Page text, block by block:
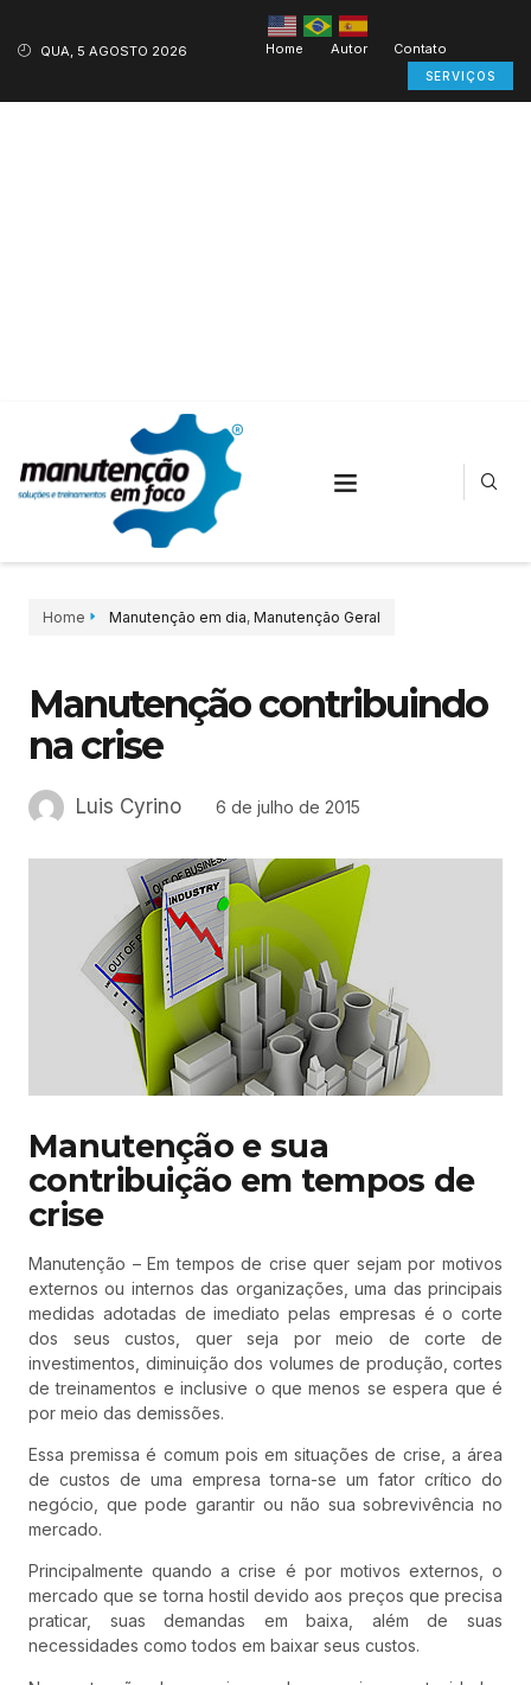
QUA, 5 AGOSTO 2026 Home Autor Contato
SERVIÇOS
Home Manutenção em dia, Manutenção Geral
Manutenção contribuindo
na crise
Luis Cyrino 6 de julho de 2015
Manutenção e sua
contribuição em tempos de
crise
Manutenção – Em tempos de crise quer sejam por motivos
externos ou internos das organizações, uma das principais
medidas adotadas de imediato pelas empresas é o corte
dos seus custos, quer seja por meio de corte de
investimentos, diminuição dos volumes de produção, cortes
de treinamentos e inclusive o que menos se espera que é
por meio das demissões.
Essa premissa é comum pois em situações de crise, a área
de custos de uma empresa torna-se um fator crítico do
negócio, que pode garantir ou não sua sobrevivência no
mercado.
Principalmente quando a crise é por motivos externos, o
mercado que se torna hostil devido aos preços que precisa
praticar, suas demandas em baixa, além de suas
necessidades como todos em baixar seus custos.